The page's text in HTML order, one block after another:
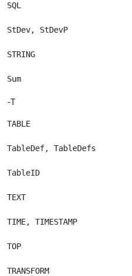
SQL
StDev, StDevP
STRING
-T
TABLE
TableDef, TableDefs
TableID
TEXT
TIME, TIMESTAMP
TOP
TRANSFORM